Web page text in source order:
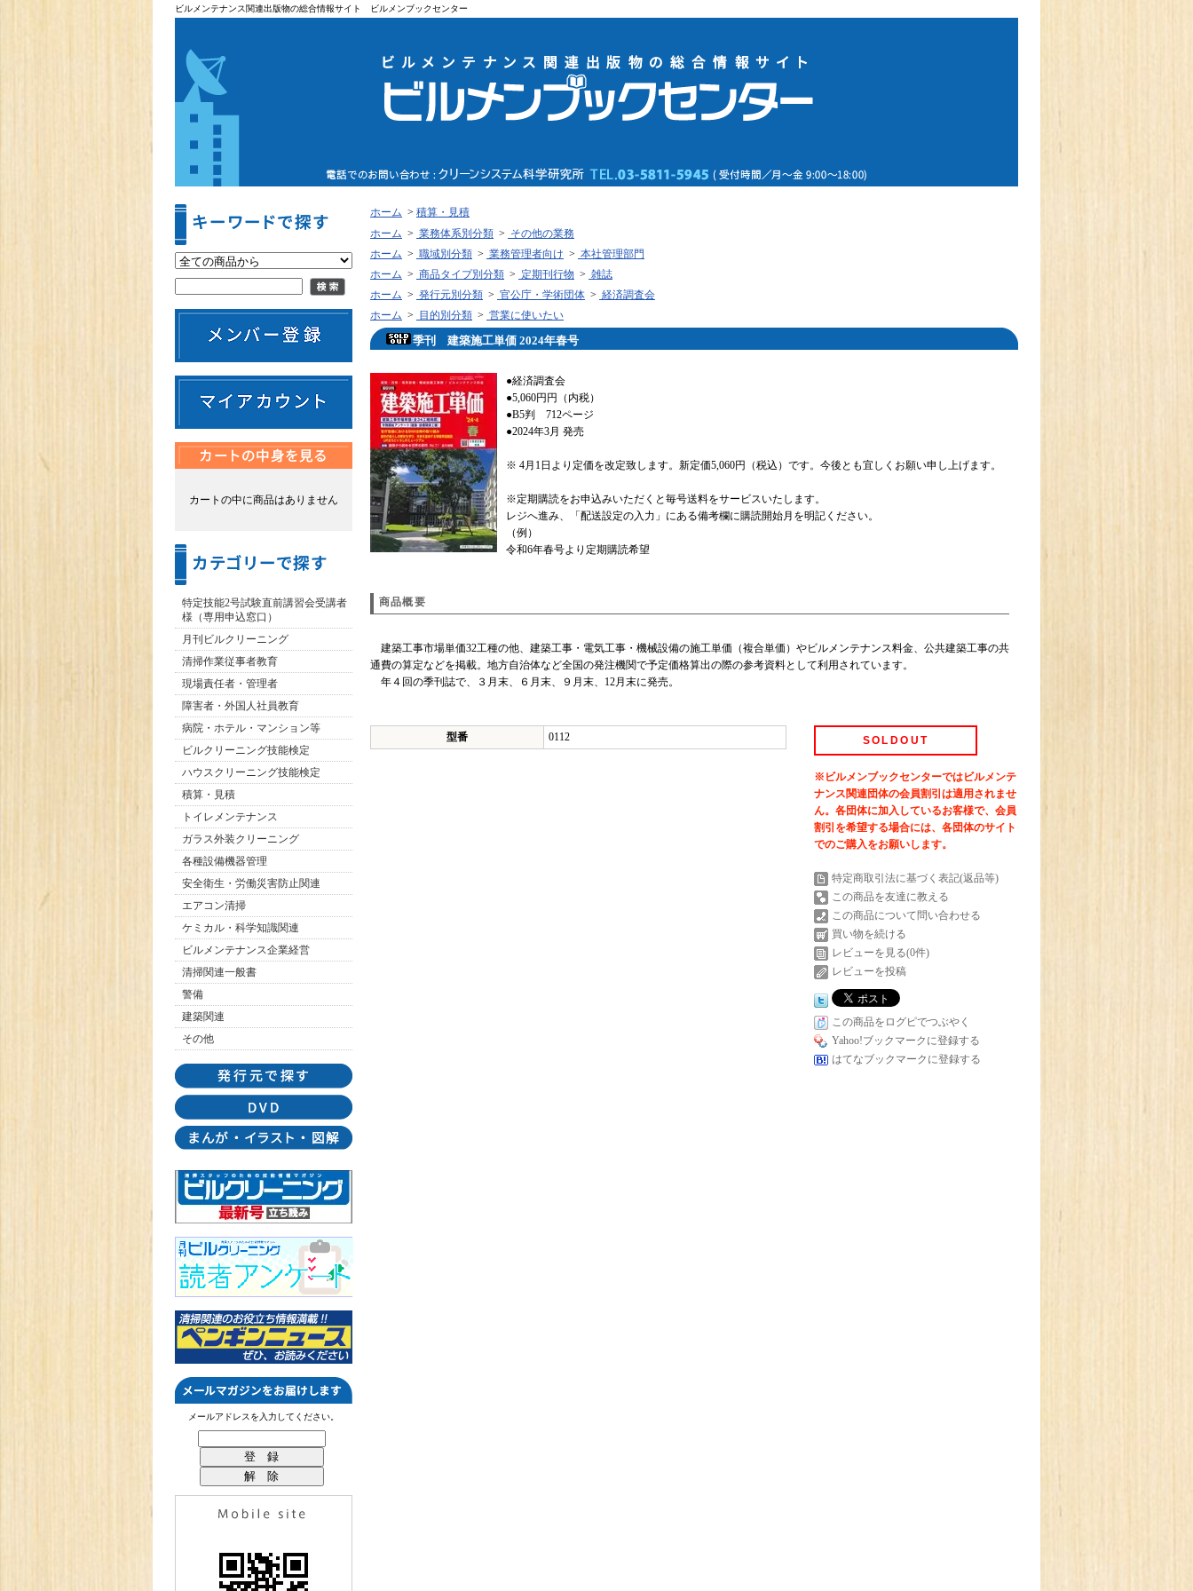
ビルメンテナンス関連出版物の総合情報サイト ビルメンブックセンター
カートの中に商品はありません
特定技能2号試験直前講習会受講者
様（専用申込窓口）
月刊ビルクリーニング
清掃作業従事者教育
現場責任者・管理者
障害者・外国人社員教育
病院・ホテル・マンション等
ビルクリーニング技能検定
ハウスクリーニング技能検定
積算・見積
トイレメンテナンス
ガラス外装クリーニング
各種設備機器管理
安全衛生・労働災害防止関連
エアコン清掃
ケミカル・科学知識関連
ビルメンテナンス企業経営
清掃関連一般書
警備
建築関連
その他
メールアドレスを入力してください。
ホーム > 積算・見積
ホーム > 業務体系別分類 > その他の業務
ホーム > 職域別分類 > 業務管理者向け > 本社管理部門
ホーム > 商品タイプ別分類 > 定期刊行物 > 雑誌
ホーム > 発行元別分類 > 官公庁・学術団体 > 経済調査会
ホーム > 目的別分類 > 営業に使いたい
季刊 建築施工単価 2024年春号
●経済調査会
●5,060円円（内税）
●B5判 712ページ
●2024年3月 発売
※ 4月1日より定価を改定致します。新定価5,060円（税込）です。今後とも宜しくお願い申し上げます。
※定期購読をお申込みいただくと毎号送料をサービスいたします。
レジへ進み、「配送設定の入力」にある備考欄に購読開始月を明記ください。
（例）
令和6年春号より定期購読希望
商品概要
建築工事市場単価32工種の他、建築工事・電気工事・機械設備の施工単価（複合単価）やビルメンテナンス料金、公共建築工事の共
通費の算定などを掲載。地方自治体など全国の発注機関で予定価格算出の際の参考資料として利用されています。
年４回の季刊誌で、３月末、６月末、９月末、12月末に発売。
型番 0112 SOLDOUT
※ビルメンブックセンターではビルメンテ
ナンス関連団体の会員割引は適用されませ
ん。各団体に加入しているお客様で、会員
割引を希望する場合には、各団体のサイト
でのご購入をお願いします。
特定商取引法に基づく表記(返品等)
この商品を友達に教える
この商品について問い合わせる
買い物を続ける
レビューを見る(0件)
レビューを投稿
この商品をログピでつぶやく
Yahoo!ブックマークに登録する
はてなブックマークに登録する